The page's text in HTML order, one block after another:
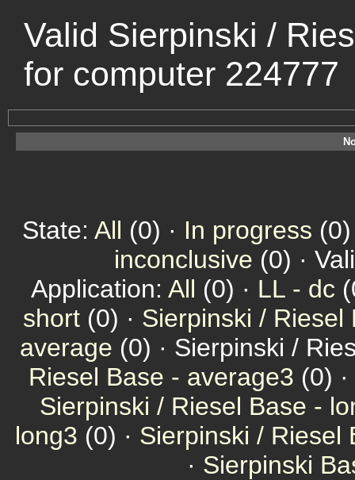
Valid Sierpinski /
for computer 224777
State: All (0) · In progress
inconclusive (0) ·
Application: All (0) · LL - dc
short (0) · Sierpinski / Riesel
average (0) · Sierpinski /
Riesel Base - average3 (0) ·
Sierpinski / Riesel Base -
long3 (0) · Sierpinski / Riesel
· Sierpinski